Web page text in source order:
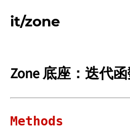
it/zone
Zone 底座：迭代
Methods